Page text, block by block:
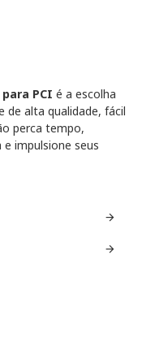
PCI é a escolha
de alta qualidade, fácil
perca tempo,
impulsione seus